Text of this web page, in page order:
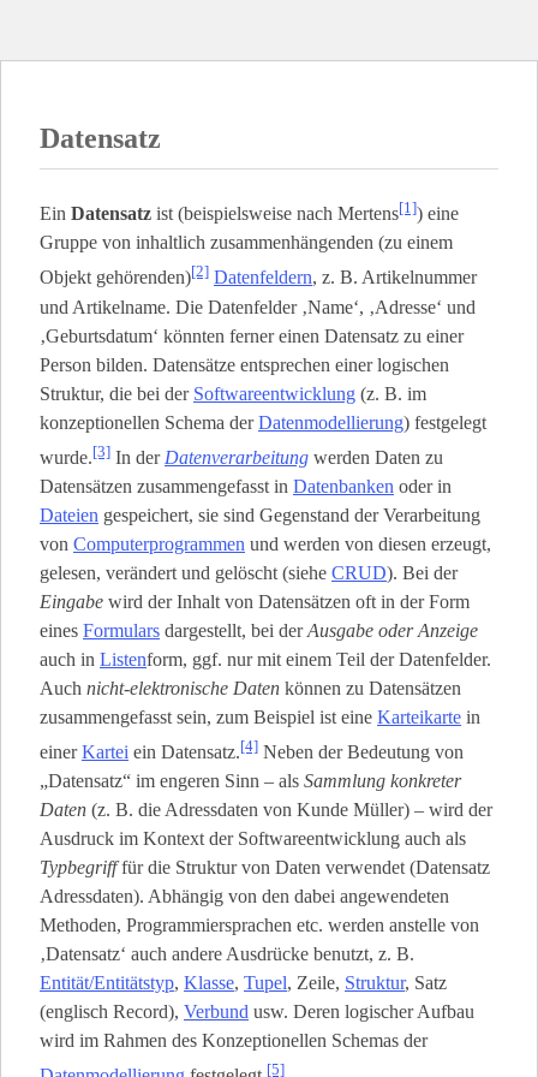
Datensatz
Ein Datensatz ist (beispielsweise nach Mertens[1]) eine
Gruppe von inhaltlich zusammenhängenden (zu einem
Objekt gehörenden)[2] Datenfeldern, z. B. Artikelnummer
und Artikelname. Die Datenfelder ‚Name‘, ‚Adresse‘ und
‚Geburtsdatum‘ könnten ferner einen Datensatz zu einer
Person bilden. Datensätze entsprechen einer logischen
Struktur, die bei der Softwareentwicklung (z. B. im
konzeptionellen Schema derDatenmodellierung) festgelegt
wurde.[3] In der Datenverarbeitung werden Daten zu
Datensätzen zusammengefasst in Datenbanken oder in
Dateien gespeichert, sie sind Gegenstand der Verarbeitung
von Computerprogrammen und werden von diesen erzeugt,
gelesen, verändert und gelöscht (siehe CRUD). Bei der
Eingabe wird der Inhalt von Datensätzen oft in der Form
eines Formulars dargestellt, bei derAusgabe oder Anzeige
auch in Listen­form, ggf. nur mit einem Teil der Datenfelder.
Auch nicht-elektronische Daten können zu Datensätzen
zusammengefasst sein, zum Beispiel ist eine Karteikarte in
einerKartei ein Datensatz.[4] Neben der Bedeutung von
„Datensatz“ im engeren Sinn – als Sammlung konkreter
Daten (z. B. die Adressdaten von Kunde Müller) – wird der
Ausdruck im Kontext der Softwareentwicklung auch als
Typbegrifffür die Struktur von Daten verwendet (Datensatz
Adressdaten). Abhängig von den dabei angewendeten
Methoden, Programmiersprachen etc. werden anstelle von
‚Datensatz‘ auch andere Ausdrücke benutzt, z. B.
Entität/Entitätstyp, Klasse, Tupel, Zeile, Struktur, Satz
(englisch Record), Verbund usw. Deren logischer Aufbau
wird im Rahmen des Konzeptionellen Schemas der
[5]